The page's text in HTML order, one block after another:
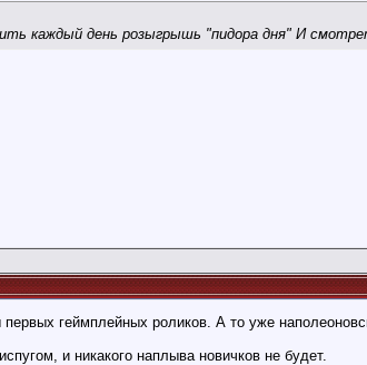
каждый день розыгрышь "пидора дня" И
геймплейных роликов. А то уже
и никакого наплыва новичков не будет.